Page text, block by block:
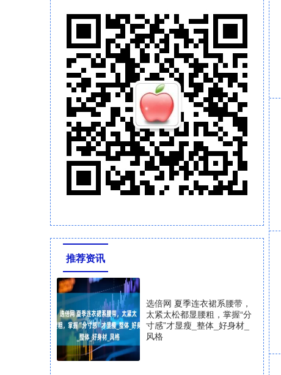
推荐资讯
选倍网 夏季连衣裙系腰带，
太紧太松都显腰粗，掌握“分
寸感”才显瘦_整体_好身材_
风格